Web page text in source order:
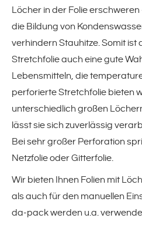
Antirutschpapier
Bogenspender
coolPACK(!)
Sonstiges
organicFILL(!)
Löcher in der Folie
die Bildung von
verhindern Stauhitze. Somit
Stretchfolie auch eine gute
Lebensmitteln, die
perforierte Stretchfolie bieten
unterschiedlich großen
lässt sie sich zuverlässig
Bei sehr großer Perforation
Netzfolie oder Gitterfolie.
Wir bieten Ihnen Folien mit
als auch für den manuellen
da-pack werden u.a.